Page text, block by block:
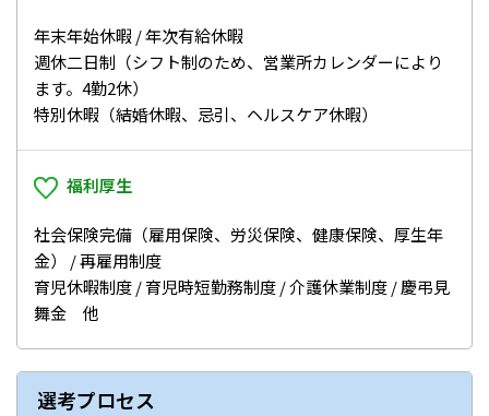
年末年始休暇 / 年次有給休暇
週休二日制（シフト制のため、営業所カレンダーにより
ます。4勤2休）
特別休暇（結婚休暇、忌引、ヘルスケア休暇）
福利厚生
社会保険完備（雇用保険、労災保険、健康保険、厚生年
金） / 再雇用制度
育児休暇制度 / 育児時短勤務制度 / 介護休業制度 / 慶弔見
舞金 他
選考プロセス